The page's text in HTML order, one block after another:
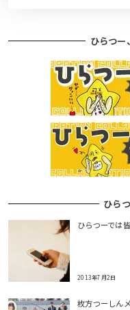
ひらつー
ひら
ひらつーでは
2013年7月2日
枚方つーしん